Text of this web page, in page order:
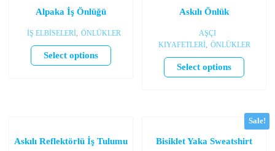
Alpaka İş Önlüğü
İŞ ELBİSELERİ, ÖNLÜKLER
Select options
Askılı Önlük
AŞÇI
KIYAFETLERİ, ÖNLÜKLER
Select options
Askılı Reflektörlü İş Tulumu
Sale!
Bisiklet Yaka Sweatshirt